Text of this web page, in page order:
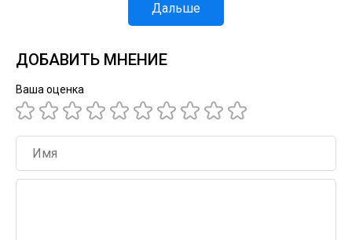
Дальше
ДОБАВИТЬ МНЕНИЕ
Ваша оценка